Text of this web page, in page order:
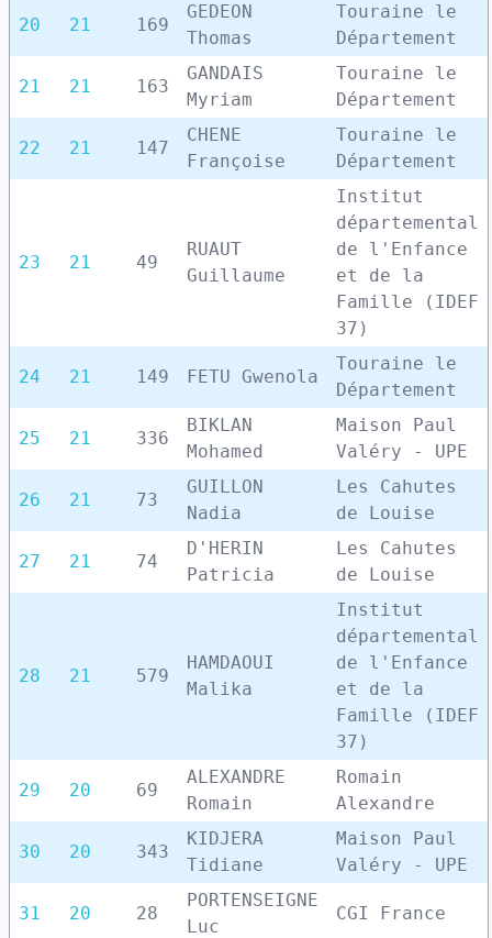
20 21 169
GEDEON
Thomas
Touraine le
Département
21 21 163
GANDAIS
Myriam
Touraine le
Département
22 21 147
CHENE
Françoise
Touraine le
Département
23 21 49
RUAUT
Guillaume
Institut
départemental
de l'Enfance
et de la
Famille (IDEF
37)
24 21 149 FETU Gwenola
Touraine le
Département
25 21 336
BIKLAN
Mohamed
Maison Paul
Valéry - UPE
26 21 73
GUILLON
Nadia
Les Cahutes
de Louise
27 21 74
D'HERIN
Patricia
Les Cahutes
de Louise
28 21 579
HAMDAOUI
Malika
Institut
départemental
de l'Enfance
et de la
Famille (IDEF
37)
29 20 69
ALEXANDRE
Romain
Romain
Alexandre
30 20 343
KIDJERA
Tidiane
Maison Paul
Valéry - UPE
31 20 28
PORTENSEIGNE
Luc
CGI France